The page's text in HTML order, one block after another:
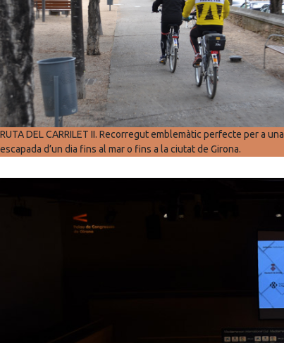
RUTA DEL CARRILET II. Recorregut emblemàtic perfecte per a una
escapada d’un dia fins al mar o fins a la ciutat de Girona.